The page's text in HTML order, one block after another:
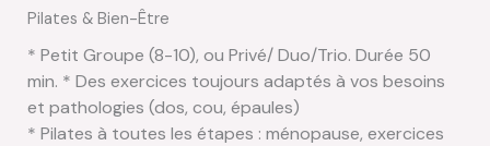
Pilates & Bien-Être
* Petit Groupe (8-10), ou Privé/ Duo/Trio. Durée 50
min. * Des exercices toujours adaptés à vos besoins
et pathologies (dos, cou, épaules)
* Pilates à toutes les étapes : ménopause, exercices